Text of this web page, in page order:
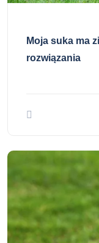
Moja suka ma
rozwiązania